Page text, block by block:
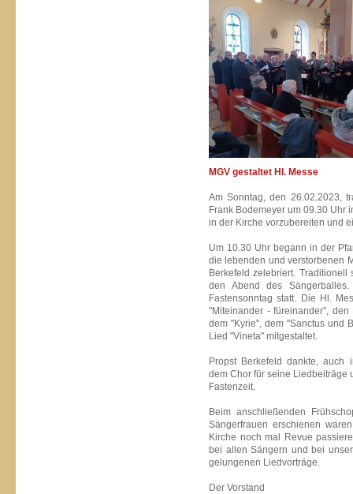
MGV gestaltet Hl. Messe
Am Sonntag, den 26.02.2023,
Frank Bodemeyer um 09.30 Uhr
in der Kirche vorzubereiten und
Um 10.30 Uhr begann in der
die lebenden und verstorbenen
Berkefeld zelebriert.
den Abend des
Fastensonntag statt. Die Hl.
"Miteinander - füreinander",
dem "Kyrie", dem "Sanctus und
Lied "Vineta" mitgestaltet.
Propst Berkefeld dankte, auch
dem Chor für seine Liedbeiträge
Fastenzeit.
Beim anschließenden
Sängerfrauen erschienen
Kirche noch mal Revue
bei allen Sängern und bei
gelungenen Liedvorträge.
Der Vorstand